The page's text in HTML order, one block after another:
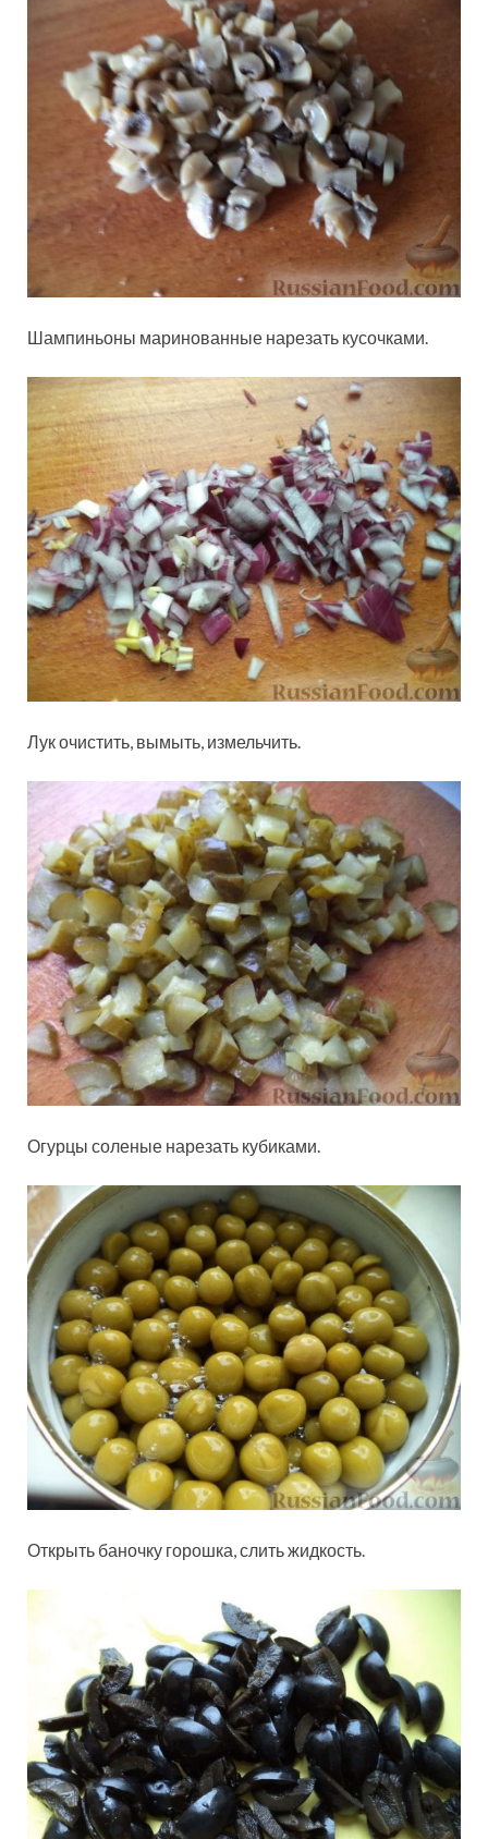
Шампиньоны маринованные нарезать кусочками.
Лук очистить, вымыть, измельчить.
Огурцы соленые нарезать кубиками.
Открыть баночку горошка, слить жидкость.